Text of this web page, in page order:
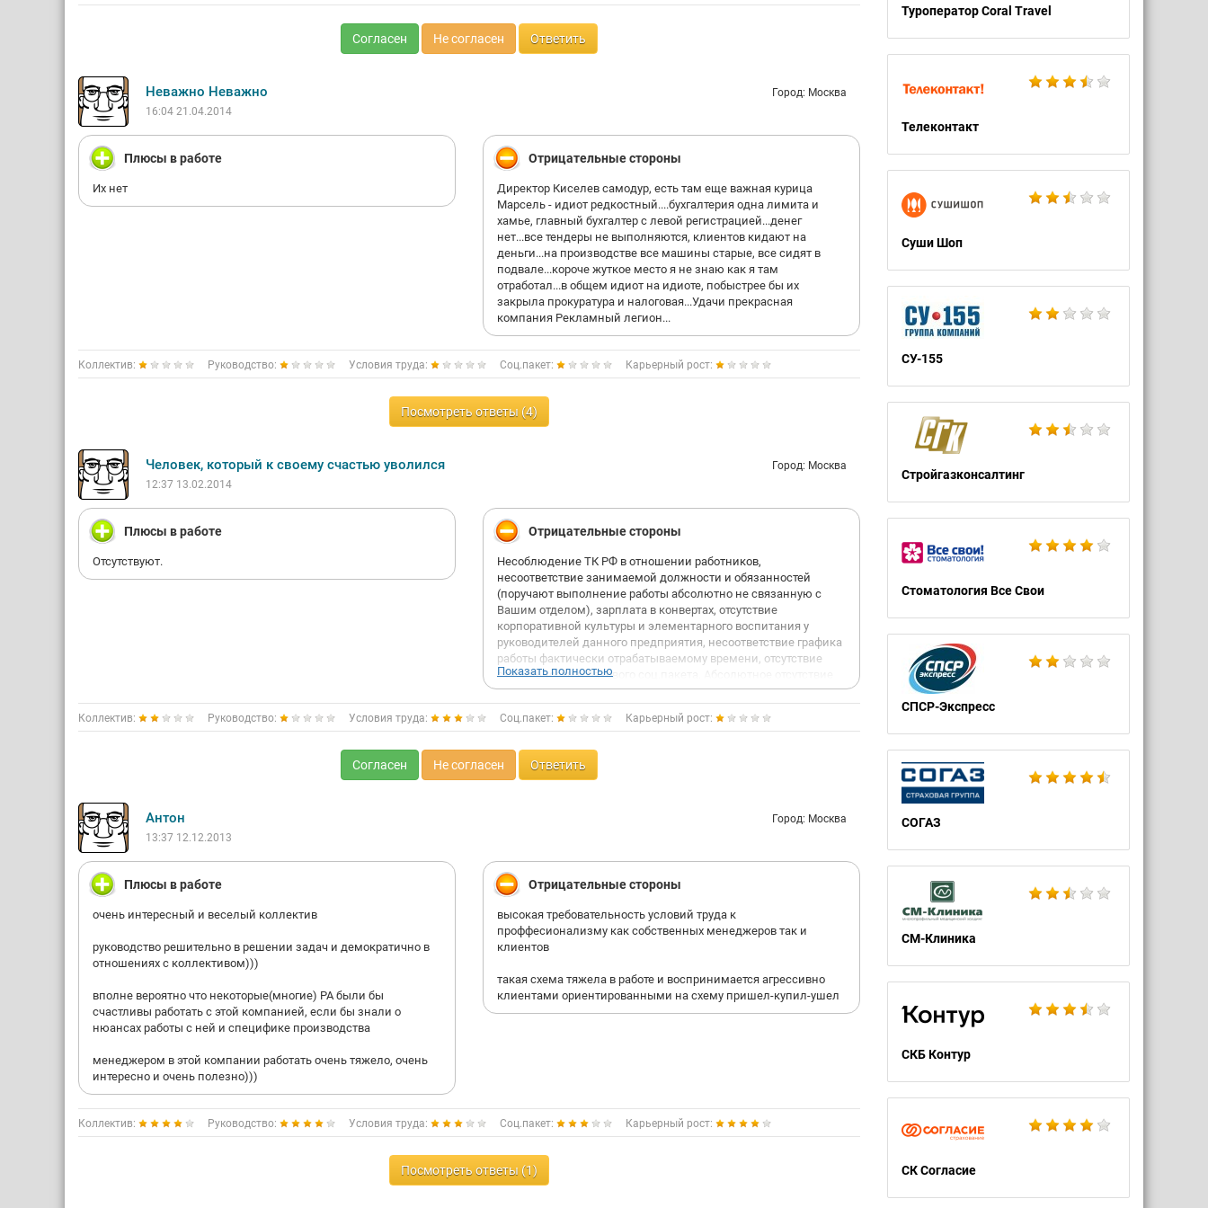
Туроператор Coral Travel
Телеконтакт
Суши Шоп
СУ-155
Стройгазконсалтинг
Стоматология Все Свои
СПСР-Экспресс
СОГАЗ
СМ-Клиника
СКБ Контур
СК Согласие
своем веку, стаж у меня большой, но это просто БРЕД,
психиатрическая больница КАЩЕНКО. Напоследок просто
хочу пожелать: - просто плати людям деньги и не будет
проблем! Все утром завтракают,чистят зубы,платят за
Согласен Не согласен Ответить
Неважно Неважно
Город: Москва
16:04 21.04.2014
Плюсы в работе
Их нет
Отрицательные стороны
Директор Киселев самодур, есть там еще важная курица
Марсель - идиот редкостный....бухгалтерия одна лимита и
хамье, главный бухгалтер с левой регистрацией...денег
нет...все тендеры не выполняются, клиентов кидают на
деньги...на производстве все машины старые, все сидят в
подвале...короче жуткое место я не знаю как я там
отработал...в общем идиот на идиоте, побыстрее бы их
закрыла прокуратура и налоговая...Удачи прекрасная
компания Рекламный легион...
Коллектив: Руководство: Условия труда: Соц.пакет: Карьерный рост:
Посмотреть ответы (4)
Человек, который к своему счастью уволился
Город: Москва
12:37 13.02.2014
Плюсы в работе
Отсутствуют.
Отрицательные стороны
Несоблюдение ТК РФ в отношении работников,
несоответствие занимаемой должности и обязанностей
(поручают выполнение работы абсолютно не связанную с
Вашим отделом), зарплата в конвертах, отсутствие
корпоративной культуры и элементарного воспитания у
руководителей данного предприятия, несоответствие графика
работы фактически отрабатываемому времени, отсутствие
стабильности и базового соц.пакета. Абсолютное отсутствие
элементарного и базового воспитания у сотрудников
бухгалтерии (преимущественно у лиц старше 30 лет).
власти.
Ничего хорошего на данном предприятии вы не найдете- ни
достойно оплачиваемого труда, ни профессионального
развития.
Руководителям данного предприятия приобрести ТК РФ,
Показать полностью
Коллектив: Руководство: Условия труда: Соц.пакет: Карьерный рост:
Согласен Не согласен Ответить
Антон
Город: Москва
13:37 12.12.2013
Плюсы в работе
очень интересный и веселый коллектив
руководство решительно в решении задач и демократично в
отношениях с коллективом)))
вполне вероятно что некоторые(многие) РА были бы
счастливы работать с этой компанией, если бы знали о
нюансах работы с ней и специфике производства
менеджером в этой компании работать очень тяжело, очень
интересно и очень полезно)))
Отрицательные стороны
высокая требовательность условий труда к
проффесионализму как собственных менеджеров так и
клиентов
такая схема тяжела в работе и воспринимается агрессивно
клиентами ориентированными на схему пришел-купил-ушел
Коллектив: Руководство: Условия труда: Соц.пакет: Карьерный рост:
Посмотреть ответы (1)